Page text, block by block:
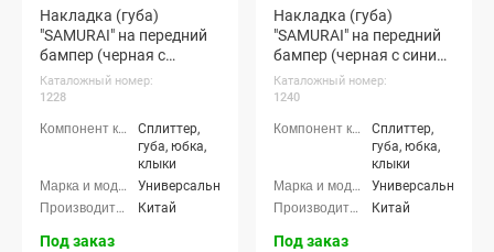
Накладка (губа)
"SAMURAI" на передний
бампер (черная с
красным кантом)
Каталожный номер:
1228
Сплиттер,
губа, юбка,
клыки
Универсальные
Китай
Под заказ
Накладка (губа)
"SAMURAI" на передний
бампер (черная с синим
кантом)
Каталожный номер:
1240
Сплиттер,
губа, юбка,
клыки
Универсальные
Китай
Под заказ